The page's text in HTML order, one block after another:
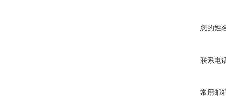
您的姓
联系电
常用邮